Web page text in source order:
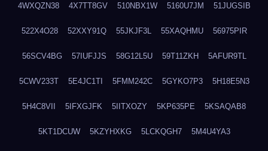
4WXQZN38 4X7TT8GV 510NBX1W 5160U7JM 51JUGSIB
522X4O28 52XXY91Q 55JKJF3L 55XAQHMU 56975PIR
56SCV4BG 57IUFJJS 58G12L5U 59T11ZKH 5AFUR9TL
5CWV233T 5E4JC1TI 5FMM242C 5GYKO7P3 5H18E5N3
5H4C8VII 5IFXGJFK 5IITXOZY 5KP635PE 5KSAQAB8
5KT1DCUW 5KZYHXKG 5LCKQGH7 5M4U4YA3